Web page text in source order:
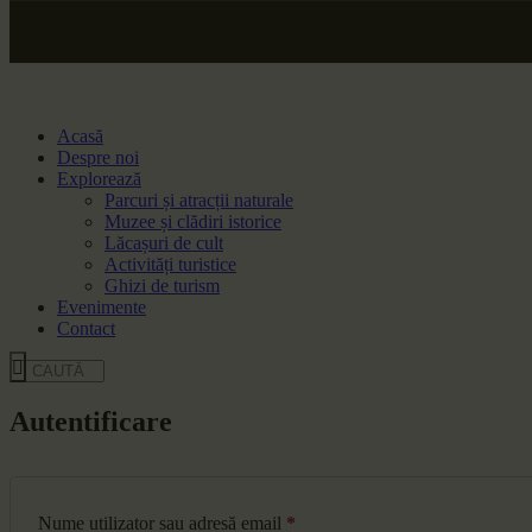
Acasă
Despre noi
Explorează
Parcuri și atracții naturale
Muzee și clădiri istorice
Lăcașuri de cult
Activități turistice
Ghizi de turism
Evenimente
Contact
Autentificare
Nume utilizator sau adresă email *